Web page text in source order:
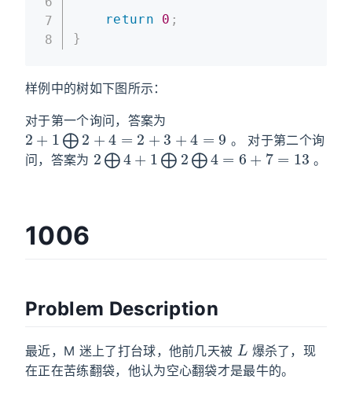
return 0 ;
}
样例中的树如下图所示：
对于第一个询问，答案为
2+1⨁2+4=2+3+4=
。 对于第二个询
问，答案为
2⨁ 4+1 ⨁ 2 ⨁ 4 =6+ 7 =13
。
1006
Problem Description
最近，M 迷上了打台球，他前几天被
爆杀了，现
在正在苦练翻袋，他认为空心翻袋才是最牛的。